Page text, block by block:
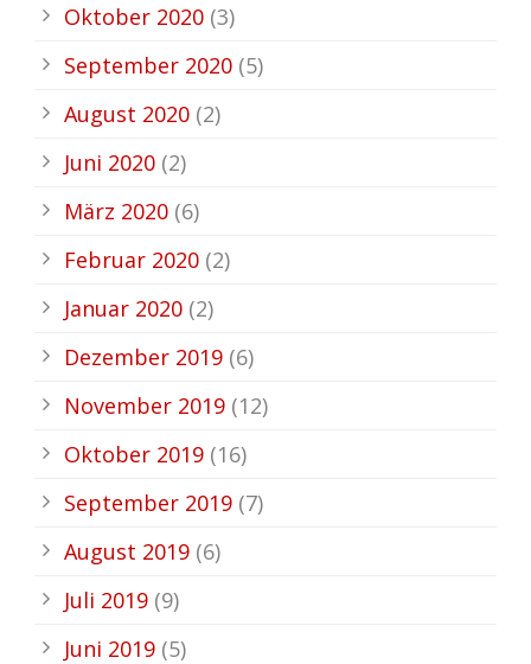
Oktober 2020 (3)
September 2020 (5)
August 2020 (2)
Juni 2020 (2)
März 2020 (6)
Februar 2020 (2)
Januar 2020 (2)
Dezember 2019 (6)
November 2019 (12)
Oktober 2019 (16)
September 2019 (7)
August 2019 (6)
Juli 2019 (9)
Juni 2019 (5)